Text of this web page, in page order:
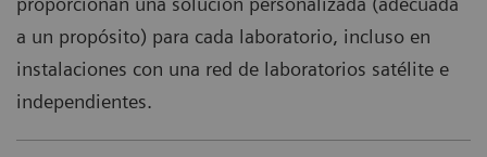
a un propósito) para cada laboratorio, incluso en
instalaciones con una red de laboratorios satélite e
independientes.